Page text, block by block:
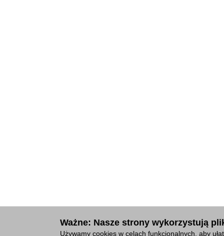
Ważne: Nasze strony wykorzystują
Używamy cookies w celach funkcjonalnych, aby